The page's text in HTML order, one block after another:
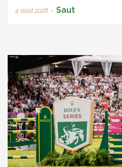
4 août 2026 • Saut